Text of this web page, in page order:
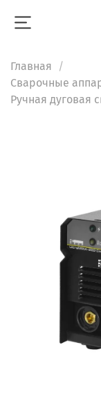
Главная
Сварочные
Ручная дуговая